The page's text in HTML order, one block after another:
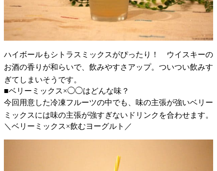
ハイボールもシトラスミックスがぴったり！ ウイスキーの
お酒の香りが和らいで、飲みやすさアップ。ついつい飲みす
ぎてしまいそうです。
■ベリーミックス×◯◯はどんな味？
今回用意した冷凍フルーツの中でも、味の主張が強いベリー
ミックスには味の主張が強すぎないドリンクを合わせます。
＼ベリーミックス×飲むヨーグルト／